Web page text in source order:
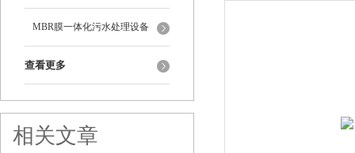
MBR膜一体化污水处理设备
查看更多
相关文章